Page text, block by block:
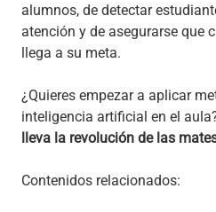
alumnos, de detectar
atención y de asegurarse que
llega a su meta.
¿Quieres empezar a aplicar
inteligencia artificial en el
lleva la revolución de las
Contenidos relacionados: